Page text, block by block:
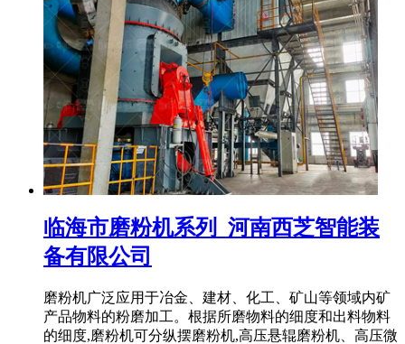
临海市磨粉机系列_河南西芝智能装
备有限公司
磨粉机广泛应用于冶金、建材、化工、矿山等领域内矿
产品物料的粉磨加工。根据所磨物料的细度和出料物料
的细度,磨粉机可分纵摆磨粉机,高压悬辊磨粉机、高压微